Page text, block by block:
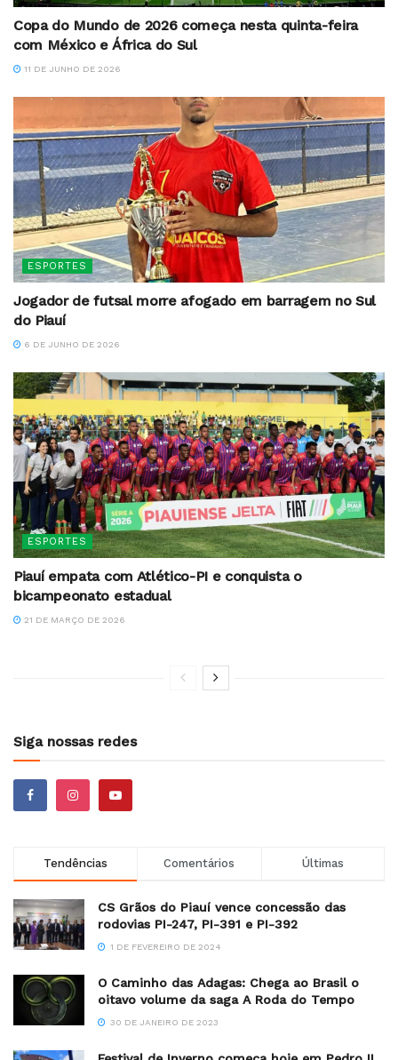
Copa do Mundo de 2026 começa nesta quinta-feira
com México e África do Sul
11 DE JUNHO DE 2026
ESPORTES
Jogador de futsal morre afogado em barragem no Sul
do Piauí
6 DE JUNHO DE 2026
ESPORTES
Piauí empata com Atlético-PI e conquista o
bicampeonato estadual
21 DE MARÇO DE 2026
Siga nossas redes
Tendências Comentários Últimas
CS Grãos do Piauí vence concessão das
rodovias PI-247, PI-391 e PI-392
1 DE FEVEREIRO DE 2024
O Caminho das Adagas: Chega ao Brasil o
oitavo volume da saga A Roda do Tempo
30 DE JANEIRO DE 2023